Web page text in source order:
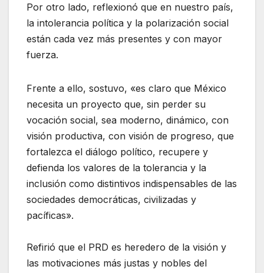
Por otro lado, reflexionó que en nuestro país,
la intolerancia política y la polarización social
están cada vez más presentes y con mayor
fuerza.
Frente a ello, sostuvo, «es claro que México
necesita un proyecto que, sin perder su
vocación social, sea moderno, dinámico, con
visión productiva, con visión de progreso, que
fortalezca el diálogo político, recupere y
defienda los valores de la tolerancia y la
inclusión como distintivos indispensables de las
sociedades democráticas, civilizadas y
pacíficas».
Refirió que el PRD es heredero de la visión y
las motivaciones más justas y nobles del